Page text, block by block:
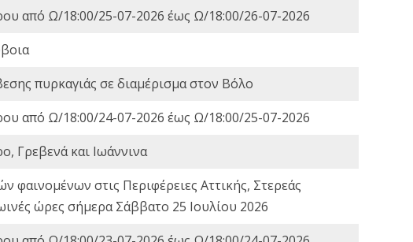
από Ω/18:00/25-07-2026 έως Ω/18:00/26-07-2026
πυρκαγιάς σε διαμέρισμα στον Βόλο
από Ω/18:00/24-07-2026 έως Ω/18:00/25-07-2026
Γρεβενά και Ιωάννινα
στις Περιφέρειες Αττικής, Στερεάς
ώρες σήμερα Σάββατο 25 Ιουλίου 2026